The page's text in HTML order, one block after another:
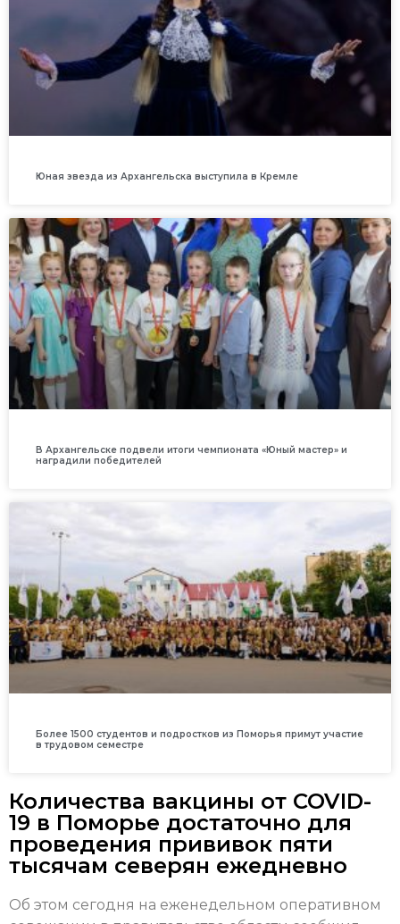
Юная звезда из Архангельска выступила в Кремле
В Архангельске подвели итоги чемпионата «Юный мастер» и
наградили победителей
Более 1500 студентов и подростков из Поморья примут участие
в трудовом семестре
Количества вакцины от COVID-
19 в Поморье достаточно для
проведения прививок пяти
тысячам северян ежедневно
Об этом сегодня на еженедельном оперативном